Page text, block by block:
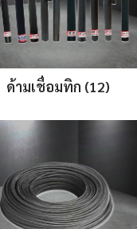
ด้ามเชื่อมทิก (12)